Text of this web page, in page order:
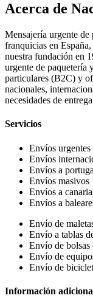
Acerca de
Mensajería urgente
franquicias en
nuestra fundación en
urgente de paquetería
particulares (B2C) y
nacionales,
necesidades de
Servicios
Envíos urgentes
Envíos
Envíos a
Envíos masivos
Envíos a
Envíos a
Envío de
Envío a tablas
Envío de bolsas
Envío de
Envío de
Información